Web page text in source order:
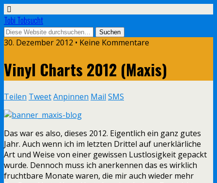
Tobi Tobsucht
30. Dezember 2012 • Keine Kommentare
Vinyl Charts 2012 (Maxis)
Teilen TweetAnpinnen Mail SMS
Das war es also, dieses 2012. Eigentlich ein ganz gutes
Jahr. Auch wenn ich im letzten Drittel auf unerklärliche
Art und Weise von einer gewissen Lustlosigkeit gepackt
wurde. Dennoch muss ich anerkennen das es wirklich
fruchtbare Monate waren, die mir auch wieder mehr